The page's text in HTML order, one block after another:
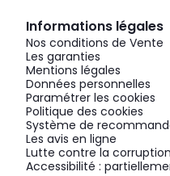
Informations légales
Nos conditions de Vente
Les garanties
Mentions légales
Données personnelles
Paramétrer les cookies
Politique des cookies
Système de
Les avis en ligne
Lutte contre la corruption
Accessibilité :